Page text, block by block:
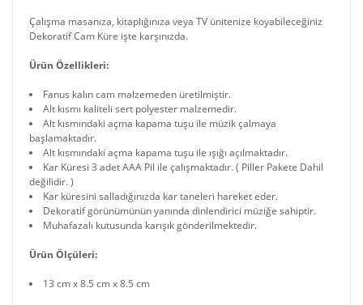
Çalışma masanıza, kitaplığınıza veya TV ünitenize koyabileceğiniz
Dekoratif Cam Küre işte karşınızda.
Ürün Özellikleri:
Fanus kalın cam malzemeden üretilmiştir.
Alt kısmı kaliteli sert polyester malzemedir.
Alt kısmındaki açma kapama tuşu ile müzik çalmaya
başlamaktadır.
Alt kısmındaki açma kapama tuşu ile ışığı açılmaktadır.
Kar Küresi 3 adet AAA Pil ile çalışmaktadır. ( Piller Pakete Dahil
değilidir. )
Kar küresini salladığınızda kar taneleri hareket eder.
Dekoratif görünümünün yanında dinlendirici müziğe sahiptir.
Muhafazalı kutusunda karışık gönderilmektedir.
Ürün Ölçüleri:
13 cm x 8.5 cm x 8.5 cm